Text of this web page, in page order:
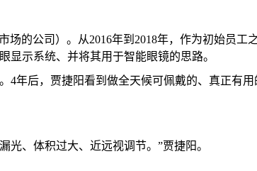
的公司）。从2016年到2018年，作为初始员工
显示系统、并将其用于智能眼镜的思路。
后，贾捷阳看到做全天候可佩戴的、真正有
光、体积过大、近远视调节。”贾捷阳。